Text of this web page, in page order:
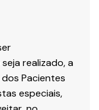
realizado, a
Pacientes
especiais,